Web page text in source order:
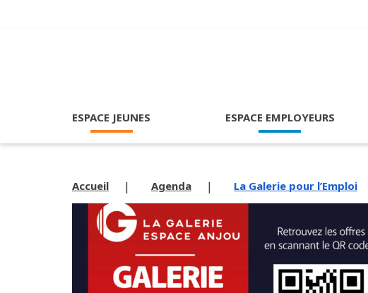
ESPACE JEUNES ESPACE EMPLOYEURS
Accueil Agenda La Galerie pour l’Emploi